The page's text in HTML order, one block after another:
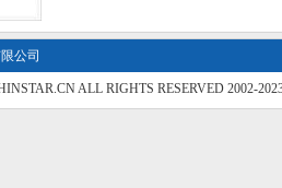
公司
ALL RIGHTS RESERVED 2002-